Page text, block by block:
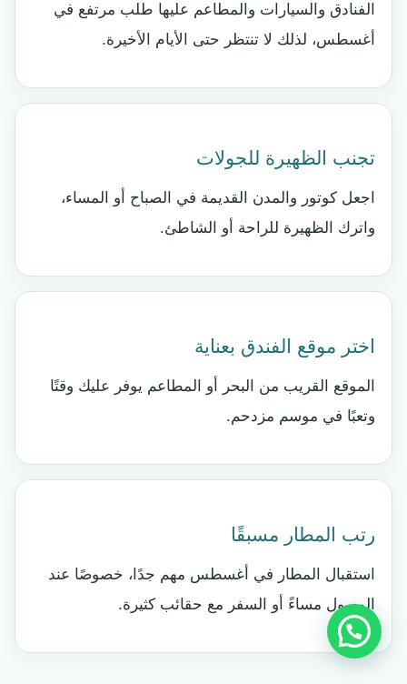
الفنادق والسيارات والمطاعم عليها طلب مرتفع في
أغسطس، لذلك لا تنتظر حتى الأيام الأخيرة.
تجنب الظهيرة للجولات
اجعل كوتور والمدن القديمة في الصباح أو المساء،
واترك الظهيرة للراحة أو الشاطئ.
اختر موقع الفندق بعناية
الموقع القريب من البحر أو المطاعم يوفر عليك وقتًا
وتعبًا في موسم مزدحم.
رتب المطار مسبقًا
استقبال المطار في أغسطس مهم جدًا، خصوصًا عند
الوصول مساءً أو السفر مع حقائب كثيرة.